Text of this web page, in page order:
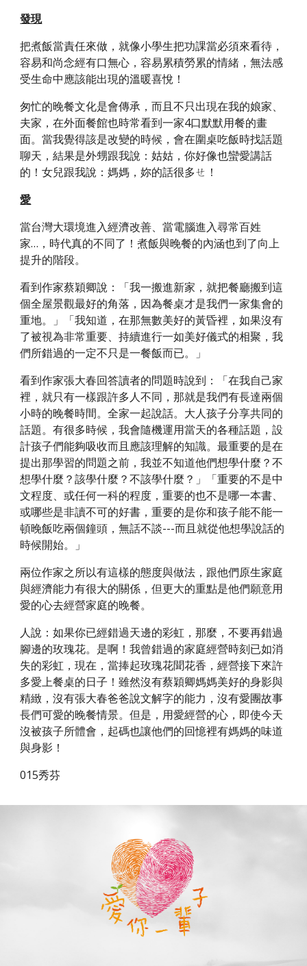
發現
把煮飯當責任來做，就像小學生把功課當必須來看待，
容易和尚念經有口無心，容易累積勞累的情緒，無法感
受生命中應該能出現的溫暖喜悅！
匆忙的晚餐文化是會傳承，而且不只出現在我的娘家、
夫家，在外面餐館也時常看到一家4口默默用餐的畫
面。當我覺得該是改變的時候，會在圍桌吃飯時找話題
聊天，結果是外甥跟我說：姑姑，你好像也蠻愛講話
的！女兒跟我說：媽媽，妳的話很多ㄝ！
愛
當台灣大環境進入經濟改善、當電腦進入尋常百姓
家…，時代真的不同了！煮飯與晚餐的內涵也到了向上
提升的階段。
看到作家蔡穎卿說：「我一搬進新家，就把餐廳搬到這
個全屋景觀最好的角落，因為餐桌才是我們一家集會的
重地。」「我知道，在那無數美好的黃昏裡，如果沒有
了被視為非常重要、持續進行一如美好儀式的相聚，我
們所錯過的一定不只是一餐飯而已。」
看到作家張大春回答讀者的問題時說到：「在我自己家
裡，就只有一樣跟許多人不同，那就是我們有長達兩個
小時的晚餐時間。全家一起說話。大人孩子分享共同的
話題。有很多時候，我會隨機運用當天的各種話題，設
計孩子們能夠吸收而且應該理解的知識。最重要的是在
提出那學習的問題之前，我並不知道他們想學什麼？不
想學什麼？該學什麼？不該學什麼？」「重要的不是中
文程度、或任何一科的程度，重要的也不是哪一本書、
或哪些是非讀不可的好書，重要的是你和孩子能不能一
頓晚飯吃兩個鐘頭，無話不談---而且就從他想學說話的
時候開始。」
兩位作家之所以有這樣的態度與做法，跟他們原生家庭
與經濟能力有很大的關係，但更大的重點是他們願意用
愛的心去經營家庭的晚餐。
人說：如果你已經錯過天邊的彩虹，那麼，不要再錯過
腳邊的玫瑰花。是啊！我曾錯過的家庭經營時刻已如消
失的彩虹，現在，當捧起玫瑰花聞花香，經營接下來許
多愛上餐桌的日子！雖然沒有蔡穎卿媽媽美好的身影與
精緻，沒有張大春爸爸說文解字的能力，沒有愛團故事
長們可愛的晚餐情景。但是，用愛經營的心，即使今天
沒被孩子所體會，起碼也讓他們的回憶裡有媽媽的味道
與身影！
015秀芬